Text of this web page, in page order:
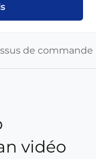
de commande
vidéo